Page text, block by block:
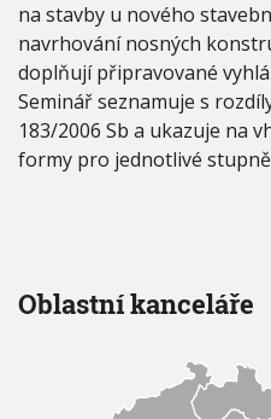
í
h
o
z
á
k
o
na stavby u nového
navrhování nosných
doplňují připravované
Seminář seznamuje s
183/2006 Sb a ukazuje na
formy pro jednotlivé
Oblastní kanceláře